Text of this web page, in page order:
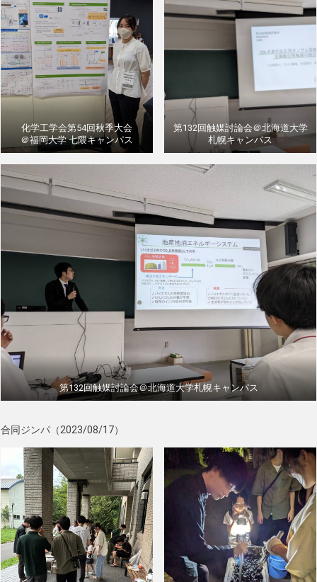
化学工学会第54回秋季大会
＠福岡大学 七隈キャンパス
第132回触媒討論会＠北海道大学
札幌キャンパス
第132回触媒討論会＠北海道大学札幌キャンパス
合同ジンパ（2023/08/17）